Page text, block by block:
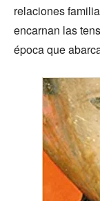
relaciones
encarnan las
época que